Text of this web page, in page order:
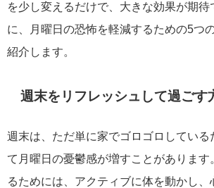
を少し変えるだけで、大きな効果が期待
に、月曜日の恐怖を軽減するための5つ
紹介します。
週末をリフレッシュして過ごす
週末は、ただ単に家でゴロゴロしている
て月曜日の憂鬱感が増すことがあります
るためには、アクティブに体を動かし、